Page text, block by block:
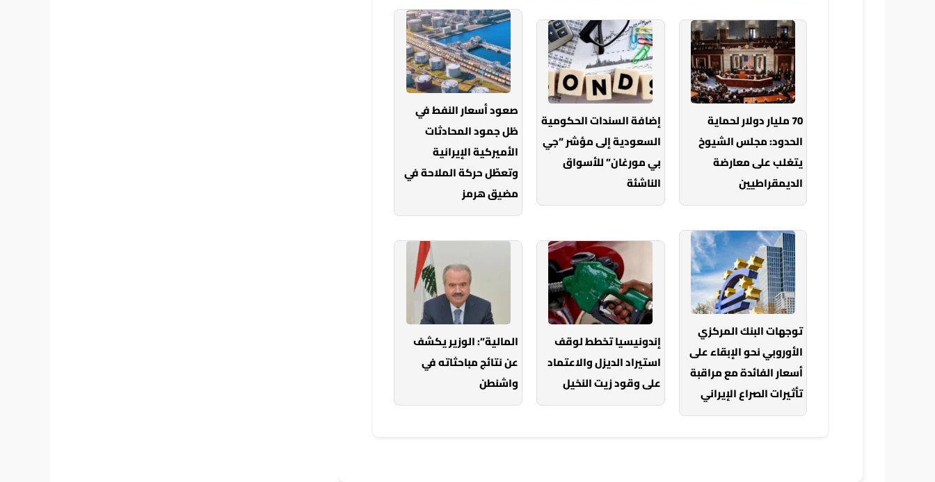
70 مليار دولار لحماية
الحدود: مجلس الشيوخ
يتغلب على معارضة
الديمقراطيين
إضافة السندات الحكومية
السعودية إلى مؤشر “جي
بي مورغان” للأسواق
الناشئة
صعود أسعار النفط في
ظل جمود المحادثات
الأميركية الإيرانية
وتعطّل حركة الملاحة في
مضيق هرمز
توجهات البنك المركزي
الأوروبي نحو الإبقاء على
أسعار الفائدة مع مراقبة
تأثيرات الصراع الإيراني
إندونيسيا تخطط لوقف
استيراد الديزل والاعتماد
على وقود زيت النخيل
المالية”: الوزير يكشف
عن نتائج مباحثاته في
واشنطن